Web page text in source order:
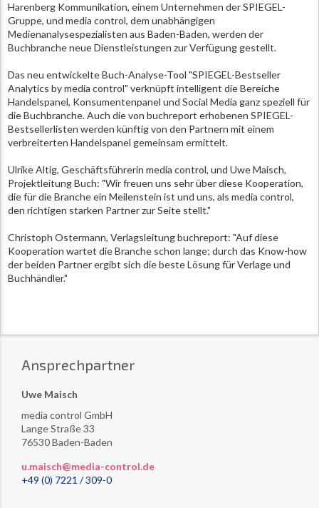
Harenberg Kommunikation, einem Unternehmen der SPIEGEL-
Gruppe, und media control, dem unabhängigen
Medienanalysespezialisten aus Baden-Baden, werden der
Buchbranche neue Dienstleistungen zur Verfügung gestellt.
Das neu entwickelte Buch-Analyse-Tool "SPIEGEL-Bestseller
Analytics by media control" verknüpft intelligent die Bereiche
Handelspanel, Konsumentenpanel und Social Media ganz speziell für
die Buchbranche. Auch die von buchreport erhobenen SPIEGEL-
Bestsellerlisten werden künftig von den Partnern mit einem
verbreiterten Handelspanel gemeinsam ermittelt.
Ulrike Altig, Geschäftsführerin media control, und Uwe Maisch,
Projektleitung Buch: "Wir freuen uns sehr über diese Kooperation,
die für die Branche ein Meilenstein ist und uns, als media control,
den richtigen starken Partner zur Seite stellt."
Christoph Ostermann, Verlagsleitung buchreport: "Auf diese
Kooperation wartet die Branche schon lange; durch das Know-how
der beiden Partner ergibt sich die beste Lösung für Verlage und
Buchhändler."
Ansprechpartner
Uwe Maisch
media control GmbH
Lange Straße 33
76530 Baden-Baden
u.maisch@media-control.de
+49 (0) 7221 / 309-0